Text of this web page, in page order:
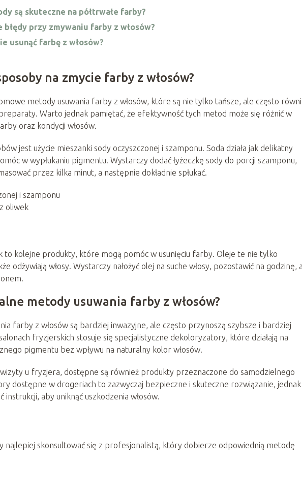
są skuteczne na półtrwałe farby?
błędy przy zmywaniu farby z włosów?
usunąć farbę z włosów?
na zmycie farby z włosów?
metody usuwania farby z włosów, które są nie tylko tańsze, ale często
Warto jednak pamiętać, że efektywność tych metod może się różnić w
oraz kondycji włosów.
jest użycie mieszanki sody oczyszczonej i szamponu. Soda działa jak delikatny
w wypłukaniu pigmentu. Wystarczy dodać łyżeczkę sody do porcji szamponu,
przez kilka minut, a następnie dokładnie spłukać.
i szamponu
oliwek
to kolejne produkty, które mogą pomóc w usunięciu farby. Oleje te nie tylko
odżywiają włosy. Wystarczy nałożyć olej na suche włosy, pozostawić na godzinę,
metody usuwania farby z włosów?
farby z włosów są bardziej inwazyjne, ale często przynoszą szybsze i bardziej
fryzjerskich stosuje się specjalistyczne dekoloryzatory, które działają na
pigmentu bez wpływu na naturalny kolor włosów.
u fryzjera, dostępne są również produkty przeznaczone do samodzielnego
dostępne w drogeriach to zazwyczaj bezpieczne i skuteczne rozwiązanie, jednak
aby uniknąć uszkodzenia włosów.
najlepiej skonsultować się z profesjonalistą, który dobierze odpowiednią metodę